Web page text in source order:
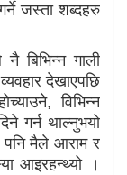
जस्ता शब्दहरु
नै बिभिन्न गाली
देखाएपछि
विभिन्न
गर्न थाल्नुभयो
पनि मैले आराम र
आइरहन्थ्यो ।